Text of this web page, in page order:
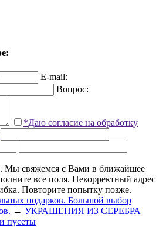
E-mail:
Вопрос:
*Даю согласие на обработку
Мы свяжемся с Вами в ближайшее
все поля. Некорректный адрес
Повторите попытку позже.
подарков. Большой выбор
→ УКРАШЕНИЯ ИЗ СЕРЕБРА
пусеты